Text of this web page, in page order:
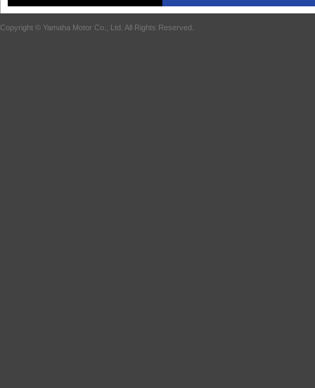
Copyright © Yamaha Motor Co., Ltd. All Rights Reserved.